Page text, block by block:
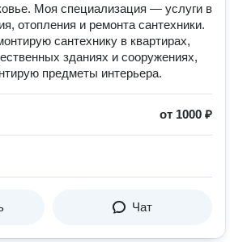
Моя специализация — услуги в
отопления и ремонта сантехники.
сантехнику в квартирах,
зданиях и сооружениях,
предметы интерьера.
от 1000 ₽
Чат